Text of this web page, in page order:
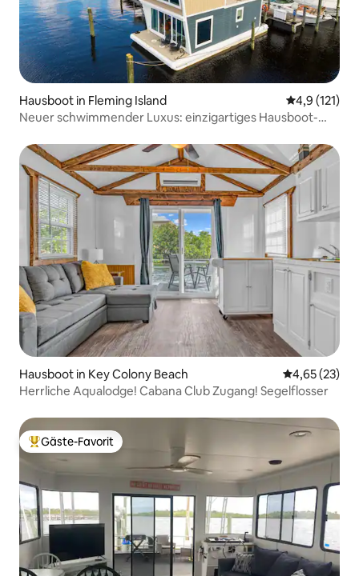
Hausboot in Fleming Island
4,9 (121)
Neuer schwimmender Luxus: einzigartiges Hausboot-
Hausboot in Key Colony Beach
4,65 (23)
Herrliche Aqualodge! Cabana Club Zugang! Segelflosser
Beliebter Gäste-Favorit.
Gäste-Favorit